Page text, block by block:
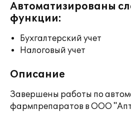
Автоматизированы
функции:
Бухгалтерский учет
Налоговый учет
Описание
Завершены работы по
фармпрепаратов в ООО